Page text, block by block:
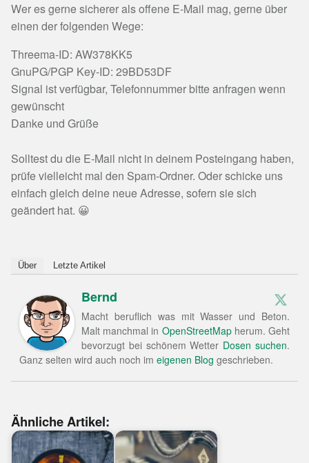
Wer es gerne sicherer als offene E-Mail mag, gerne über
einen der folgenden Wege:
Threema-ID: AW378KK5
GnuPG/PGP Key-ID: 29BD53DF
Signal ist verfügbar, Telefonnummer bitte anfragen wenn
gewünscht
Danke und Grüße
Solltest du die E-Mail nicht in deinem Posteingang haben,
prüfe vielleicht mal den Spam-Ordner. Oder schicke uns
einfach gleich deine neue Adresse, sofern sie sich
geändert hat. 😀
Über Letzte Artikel
Bernd
Macht beruflich was mit Wasser und Beton.
Malt manchmal in OpenStreetMapherum. Geht
bevorzugt bei schönem Wetter Dosen suchen.
Ganz selten wird auch noch im eigenen Blog geschrieben.
Ähnliche Artikel: